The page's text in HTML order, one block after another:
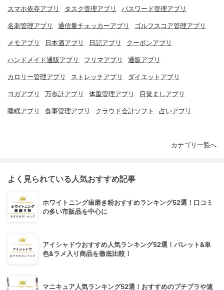
スマホ依存アプリ タスク管理アプリ パスワード管理アプリ
名刺管理アプリ 通信量チェッカーアプリ ゴルフスコア管理アプリ
メモアプリ 日本酒アプリ 日記アプリ クーポンアプリ
ハンドメイド通販アプリ フリマアプリ 通販アプリ
カロリー管理アプリ ストレッチアプリ ダイエットアプリ
ヨガアプリ 万歩計アプリ 体重管理アプリ 目覚ましアプリ
睡眠アプリ 食事管理アプリ クラウド会計ソフト 占いアプリ
カテゴリ一覧へ
よく見られている人気おすすめ記事
ホワイトニング歯磨き粉おすすめランキング52選！口コミ
の多い市販品を中心に
アイシャドウおすすめ人気ランキング52選！パレット&単
色&ラメ入り商品を徹底比較！
マニキュア人気ランキング52選！おすすめのプチプラや速